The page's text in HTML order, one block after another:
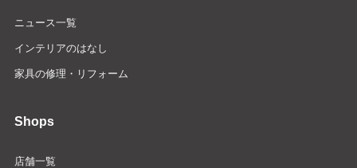
ニュース一覧
インテリアのはなし
家具の修理・リフォーム
Shops
店舗一覧